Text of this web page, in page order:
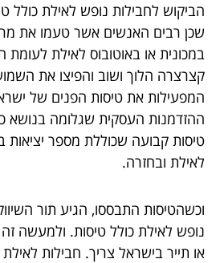
הביקוש לחבילות נופש לאילת כולל
שכן רבים האנשים אשר טעמו את
במכונית או באוטובוס לאילת לעומת
קצרצרה הלוך ושוב והפיצו את
המפעילות את טיסות הפנים של
ההזדמנות העסקית שגלומה בנושא
טיסות קבועה שכוללת מספר יציאות
לאילת ובחזרה.
וכשהטיסות התבססו, הגיע תור
נופש לאילת כולל טיסות. ולמעשה
או תייר בישראל צריך. חבילות לאילת